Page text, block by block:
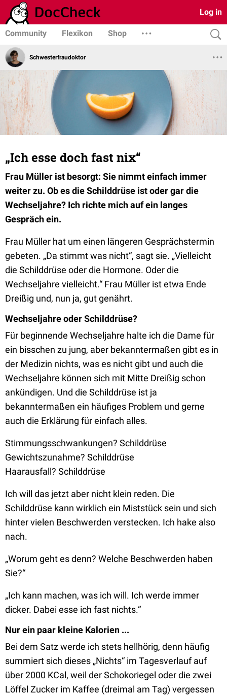
Log in
Community Flexikon Shop
Schwesterfraudoktor
„Ich esse doch fast nix“
Frau Müller ist besorgt: Sie nimmt einfach immer
weiter zu. Ob es die Schilddrüse ist oder gar die
Wechseljahre? Ich richte mich auf ein langes
Gespräch ein.
Frau Müller hat um einen längeren Gesprächstermin
gebeten. „Da stimmt was nicht“, sagt sie. „Vielleicht
die Schilddrüse oder die Hormone. Oder die
Wechseljahre vielleicht.“ Frau Müller ist etwa Ende
Dreißig und, nun ja, gut genährt.
Wechseljahre oder Schilddrüse?
Für beginnende Wechseljahre halte ich die Dame für
ein bisschen zu jung, aber bekanntermaßen gibt es in
der Medizin nichts, was es nicht gibt und auch die
Wechseljahre können sich mit Mitte Dreißig schon
ankündigen. Und die Schilddrüse ist ja
bekanntermaßen ein häufiges Problem und gerne
auch die Erklärung für einfach alles.
Stimmungsschwankungen? Schilddrüse
Gewichtszunahme? Schilddrüse
Haarausfall? Schilddrüse
Ich will das jetzt aber nicht klein reden. Die
Schilddrüse kann wirklich ein Miststück sein und sich
hinter vielen Beschwerden verstecken. Ich hake also
nach.
„Worum geht es denn? Welche Beschwerden haben
Sie?“
„Ich kann machen, was ich will. Ich werde immer
dicker. Dabei esse ich fast nichts.“
Nur ein paar kleine Kalorien ...
Bei dem Satz werde ich stets hellhörig, denn häufig
summiert sich dieses „Nichts“ im Tagesverlauf auf
über 2000 KCal, weil der Schokoriegel oder die zwei
Löffel Zucker im Kaffee (dreimal am Tag) vergessen